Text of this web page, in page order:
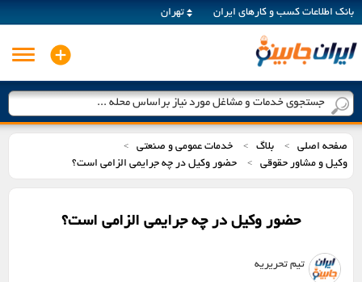
بانک اطلاعات کسب و کارهای ایران تهران
جستجوی خدمات و مشاغل مورد نیاز براساس محله ...
صفحه اصلی > بلاگ > خدمات عمومی و صنعتی >
وکیل و مشاور حقوقی > حضور وکیل در چه جرایمی الزامی است؟
حضور وکیل در چه جرایمی الزامی است؟
تیم تحریریه